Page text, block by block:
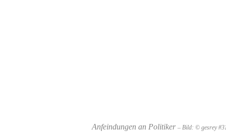
Anfeindungen an Politiker – Bild: © gesrey